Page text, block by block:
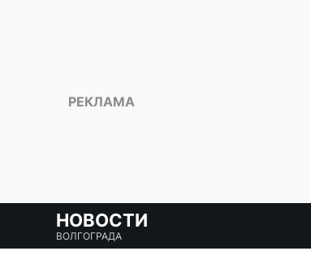
НОВОСТИ
ВОЛГОГРАДА